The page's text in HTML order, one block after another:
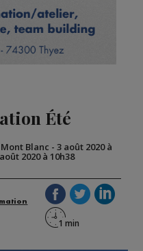
Été
Blanc - 3 août 2020 à
2020 à 10h38